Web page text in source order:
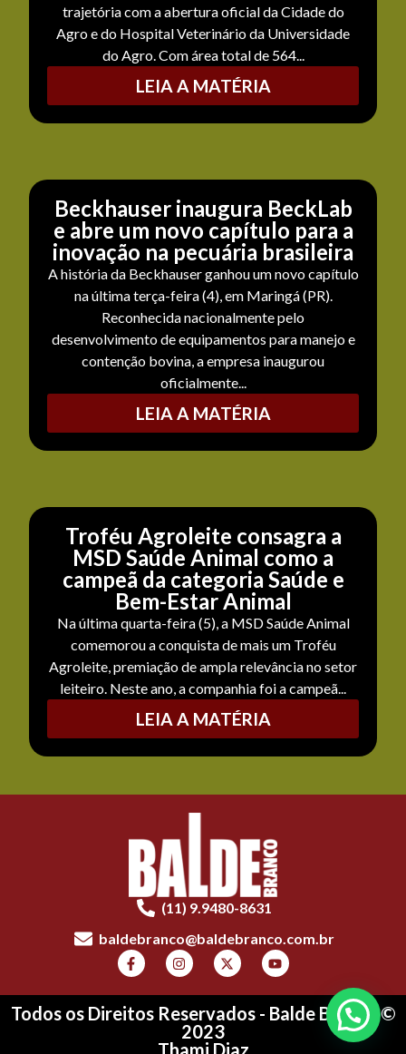
trajetória com a abertura oficial da Cidade do
Agro e do Hospital Veterinário da Universidade
do Agro. Com área total de 564...
LEIA A MATÉRIA
Beckhauser inaugura BeckLab
e abre um novo capítulo para a
inovação na pecuária brasileira
A história da Beckhauser ganhou um novo capítulo
na última terça-feira (4), em Maringá (PR).
Reconhecida nacionalmente pelo
desenvolvimento de equipamentos para manejo e
contenção bovina, a empresa inaugurou
oficialmente...
LEIA A MATÉRIA
Troféu Agroleite consagra a
MSD Saúde Animal como a
campeã da categoria Saúde e
Bem-Estar Animal
Na última quarta-feira (5), a MSD Saúde Animal
comemorou a conquista de mais um Troféu
Agroleite, premiação de ampla relevância no setor
leiteiro. Neste ano, a companhia foi a campeã...
LEIA A MATÉRIA
(11) 9.9480-8631
baldebranco@baldebranco.com.br
Todos os Direitos Reservados - Balde Branco ©
2023
Thami Diaz